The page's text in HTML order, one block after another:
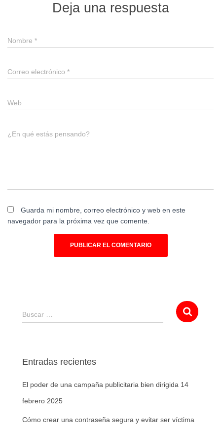
Deja una respuesta
Nombre *
Correo electrónico *
Web
¿En qué estás pensando?
Guarda mi nombre, correo electrónico y web en este
navegador para la próxima vez que comente.
Buscar …
Entradas recientes
El poder de una campaña publicitaria bien dirigida 14
febrero 2025
Cómo crear una contraseña segura y evitar ser víctima